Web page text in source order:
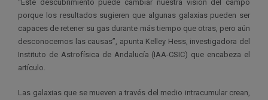
“Este descubrimiento puede cambiar nuestra visión del campo
porque los resultados sugieren que algunas galaxias pueden ser
capaces de retener su gas durante más tiempo que otras, pero aún
desconocemos las causas”, apunta Kelley Hess, investigadora del
Instituto de Astrofísica de Andalucía (IAA-CSIC) que encabeza el
artículo.
Las galaxias que se mueven a través del medio intracumular crean,